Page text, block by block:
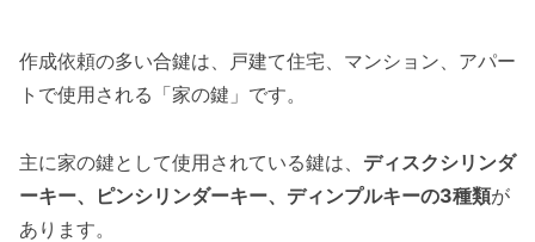
作成依頼の多い合鍵は、戸建て住宅、マンション、アパー
トで使用される「家の鍵」です。
主に家の鍵として使用されている鍵は、 ディスクシリンダ
ーキー、ピンシリンダーキー、ディンプルキーの3種類が
あります。